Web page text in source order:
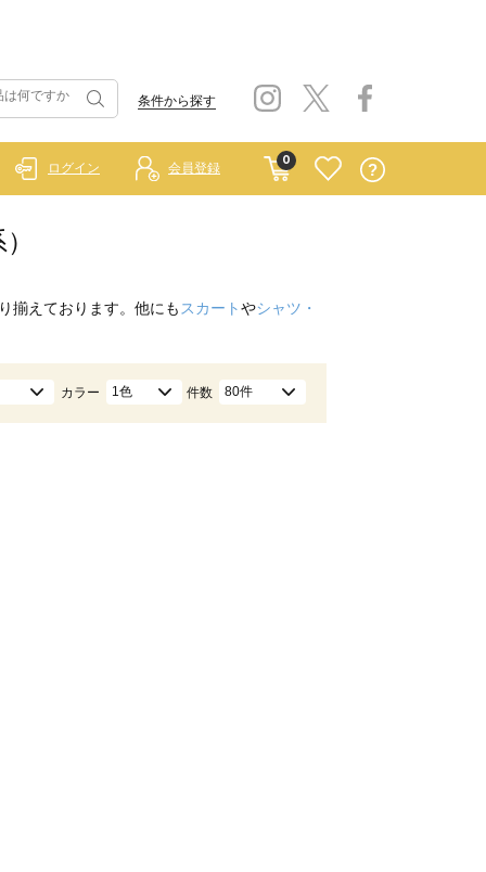
条件から探す
0
ログイン 会員登録
揃えております。他にも スカートやシャツ・
カラー 1色 件数 80件